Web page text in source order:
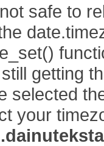
safe to
getting
selected
your